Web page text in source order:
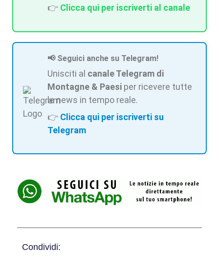
👉 Clicca qui per iscriverti al canale
📢 Seguici anche su Telegram!
Unisciti al canale Telegram di
Montagne & Paesi per ricevere tutte
le news in tempo reale.
👉 Clicca qui per iscriverti su
Telegram
Condividi: